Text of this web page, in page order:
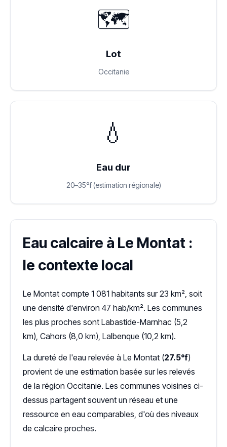
🗺️
Lot
Occitanie
💧
Eau dur
20–35°f (estimation régionale)
Eau calcaire à Le Montat :
le contexte local
Le Montat compte 1 081 habitants sur 23 km², soit
une densité d'environ 47 hab/km². Les communes
les plus proches sont Labastide-Marnhac (5,2
km), Cahors (8,0 km), Lalbenque (10,2 km).
La dureté de l'eau relevée à Le Montat (27.5°f)
provient de une estimation basée sur les relevés
de la région Occitanie. Les communes voisines ci-
dessus partagent souvent un réseau et une
ressource en eau comparables, d'où des niveaux
de calcaire proches.